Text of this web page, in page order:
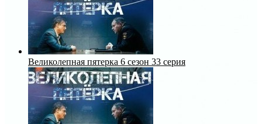
Великолепная пятерка 6 сезон 33 серия